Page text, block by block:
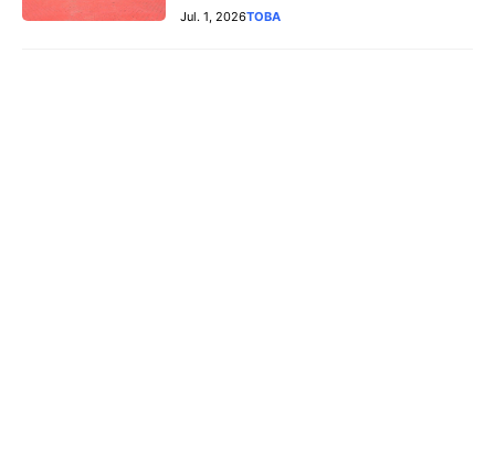
Jul. 1, 2026TOBA